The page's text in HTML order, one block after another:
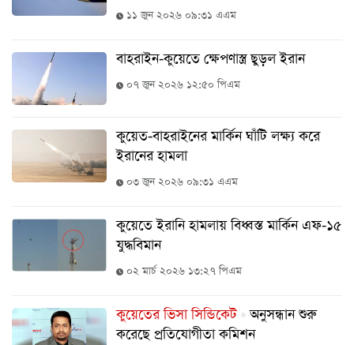
জাতীয়
সারাদেশ
আন্তর্জাতিক
খেলা
বিনোদন
চাকরি
ভিডিও
সব
বিভাগ
১১ জুন ২০২৬ ০৯:৩১ এএম
বাহরাইন-কুয়েতে ক্ষেপণাস্ত্র ছুড়ল ইরান
০৭ জুন ২০২৬ ১২:৫০ পিএম
কুয়েত-বাহরাইনের মার্কিন ঘাঁটি লক্ষ্য করে
ইরানের হামলা
০৩ জুন ২০২৬ ০৯:৩১ এএম
কুয়েতে ইরানি হামলায় বিধ্বস্ত মার্কিন এফ-১৫
যুদ্ধবিমান
০২ মার্চ ২০২৬ ১৩:২৭ পিএম
কুয়েতের ভিসা সিন্ডিকেট
অনুসন্ধান শুরু
করেছে প্রতিযোগীতা কমিশন